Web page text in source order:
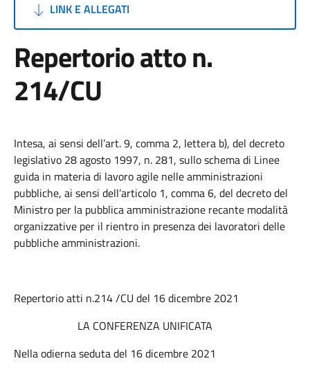
LINK E ALLEGATI
Repertorio atto n.
214/CU
Intesa, ai sensi dell’art. 9, comma 2, lettera b), del decreto
legislativo 28 agosto 1997, n. 281, sullo schema di Linee
guida in materia di lavoro agile nelle amministrazioni
pubbliche, ai sensi dell’articolo 1, comma 6, del decreto del
Ministro per la pubblica amministrazione recante modalità
organizzative per il rientro in presenza dei lavoratori delle
pubbliche amministrazioni.
Repertorio atti n.214 /CU del 16 dicembre 2021
LA CONFERENZA UNIFICATA
Nella odierna seduta del 16 dicembre 2021